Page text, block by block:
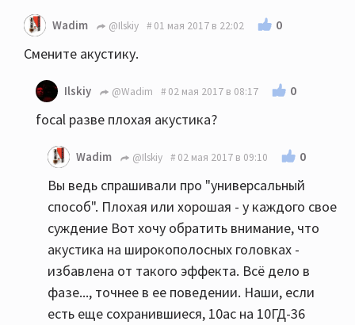
Wadim @Ilskiy 01 мая 2017 в 22:02 0
Смените акустику.
Ilskiy @Wadim 02 мая 2017 в 08:17 0
focal разве плохая акустика?
Wadim @Ilskiy 02 мая 2017 в 09:10 0
Вы ведь спрашивали про "универсальный
способ". Плохая или хорошая - у каждого свое
суждение Вот хочу обратить внимание, что
акустика на широкополосных головках -
избавлена от такого эффекта. Всё дело в
фазе..., точнее в ее поведении. Наши, если
есть еще сохранившиеся, 10ас на 10ГД-36